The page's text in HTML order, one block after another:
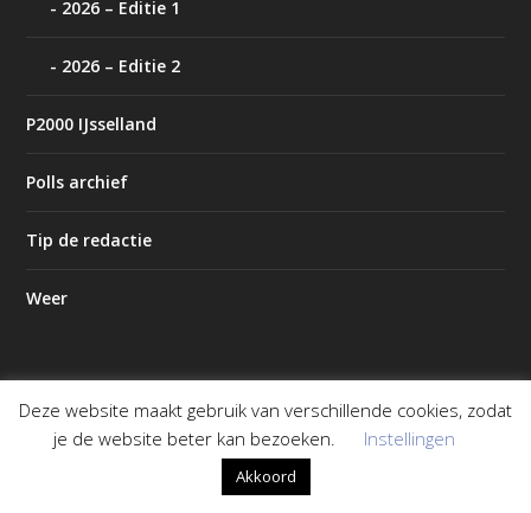
2026 – Editie 1
2026 – Editie 2
P2000 IJsselland
Polls archief
Tip de redactie
Weer
Ontworpen doorElegant Themes | Mogelijk gemaakt door
WordPress
Deze website maakt gebruik van verschillende cookies, zodat
je de website beter kan bezoeken.
Instellingen
Akkoord